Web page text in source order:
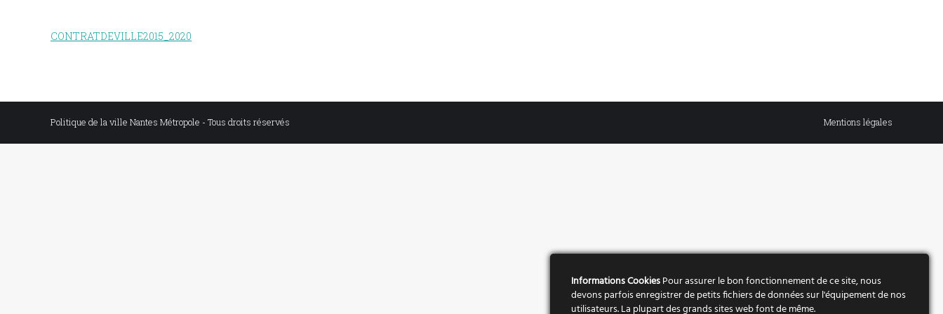
CONTRATDEVILLE2015_2020
Politique de la ville Nantes Métropole - Tous droits réservés Mentions légales
Informations CookiesPour assurer le bon fonctionnement de ce site, nous
devons parfois enregistrer de petits fichiers de données sur l'équipement de nos
utilisateurs. La plupart des grands sites web font de même.